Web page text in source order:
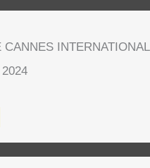
CANNES INTERNATIONAL